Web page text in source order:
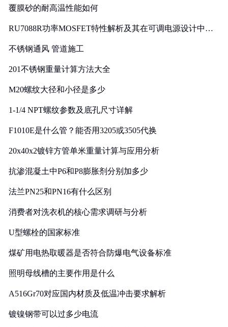
覆膜砂的耐高温性能如何
RU7088R功率MOSFET特性解析及其在可调电源设计中的
不锈钢通风 管道施工
201不锈钢重量计算方法大全
M20螺纹大径和小径是多少
1-1/4 NPT螺纹参数及底孔尺寸详解
F1010E是什么管？能否用3205或3505代换
20x40x2镀锌方管单米重量计算与应用分析
抗渗混凝土中P6和P8膨胀剂分别加多少
法兰PN25和PN16有什么区别
消费者对洗衣机的核心需求调研与分析
U型螺栓的国家标准
煤矿用电热取暖器是否符合防爆电气设备标准
照明母线槽的主要作用是什么
A516Gr70对应国内材质及低温冲击要求解析
镀镍钢带可以过多少电流